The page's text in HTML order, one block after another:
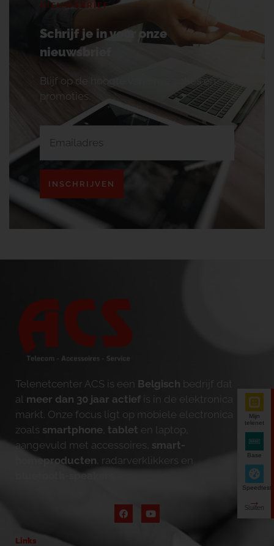
NIEUWSBRIEF
Schrijf je in voor onze
nieuwsbrief
Blijf op de hoogte van onze acties en
promoties.
INSCHRIJVEN
Telenetcenter ACS is een Belgisch bedrijf dat
al meer dan 30 jaar actief is in de elektronica
markt. Onze focus ligt op mobiele electronica
zoals smartphone tablet en laptop,
aangevuld met accessoires, smart-
homeproducten , radarverklikkers en
bluetooth-speakers
Links
Mijn
telenet
Base
Speedtest